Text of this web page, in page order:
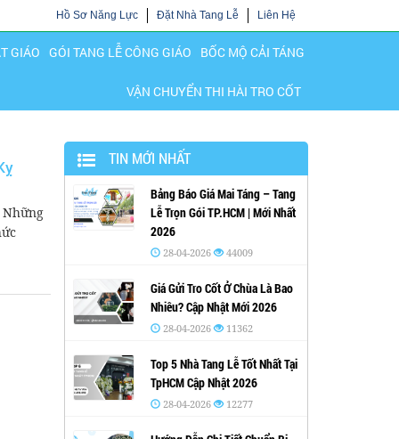
Hồ Sơ Năng Lực Đặt Nhà Tang Lễ Liên Hệ
GIÁO GÓI TANG LỄ CÔNG GIÁO BỐC MỘ CẢI TÁNG
VẬN CHUYỂN THI HÀI TRO CỐT
Những
TIN MỚI NHẤT
Bảng Báo Giá Mai Táng – Tang
Lễ Trọn Gói TP.HCM | Mới Nhất
2026
28-04-2026 44009
Giá Gửi Tro Cốt Ở Chùa Là Bao
Nhiêu? Cập Nhật Mới 2026
28-04-2026 11362
Top 5 Nhà Tang Lễ Tốt Nhất Tại
TpHCM Cập Nhật 2026
28-04-2026 12277